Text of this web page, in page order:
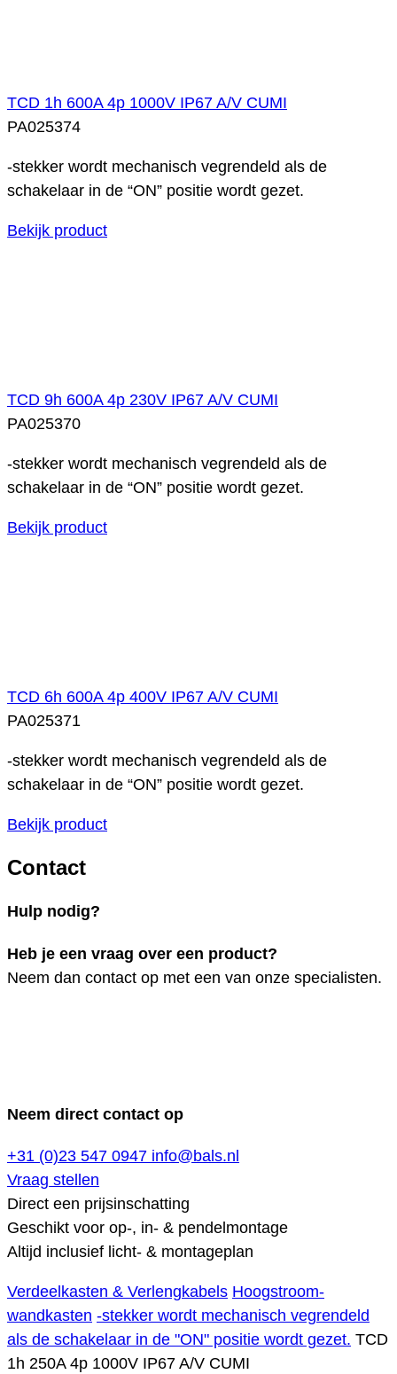
TCD 1h 600A 4p 1000V IP67 A/V CUMI
PA025374
-stekker wordt mechanisch vegrendeld als de
schakelaar in de “ON” positie wordt gezet.
Bekijk product
TCD 9h 600A 4p 230V IP67 A/V CUMI
PA025370
-stekker wordt mechanisch vegrendeld als de
schakelaar in de “ON” positie wordt gezet.
Bekijk product
TCD 6h 600A 4p 400V IP67 A/V CUMI
PA025371
-stekker wordt mechanisch vegrendeld als de
schakelaar in de “ON” positie wordt gezet.
Bekijk product
Contact
Hulp nodig?
Heb je een vraag over een product?
Neem dan contact op met een van onze specialisten.
Neem direct contact op
+31 (0)23 547 0947 info@bals.nl
Vraag stellen
Direct een prijsinschatting
Geschikt voor op-, in- & pendelmontage
Altijd inclusief licht- & montageplan
Verdeelkasten & Verlengkabels Hoogstroom-
wandkasten -stekker wordt mechanisch vegrendeld
als de schakelaar in de "ON" positie wordt gezet. TCD
1h 250A 4p 1000V IP67 A/V CUMI